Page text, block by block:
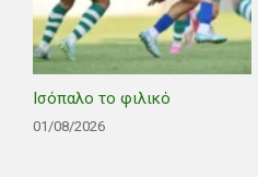
Ισόπαλο το φιλικό
01/08/2026